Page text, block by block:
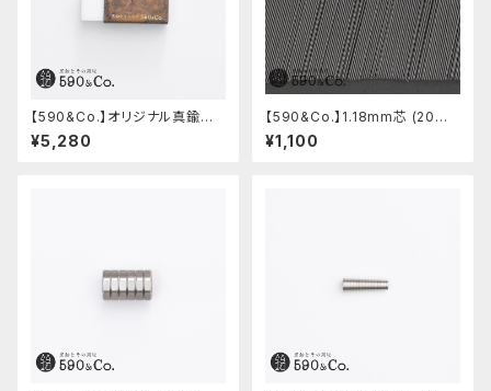
【590&Co.】オリジナル真鍮消
しゴムカバー (糠焼き)
¥5,280
【590&Co.】1.18mm芯 (20本
入り)
¥1,100